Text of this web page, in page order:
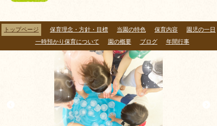
トップページ 保育理念・方針・目標 当園の特色 保育内容
園児の一日
一時預かり保育について
園の概要 ブログ 年間行事